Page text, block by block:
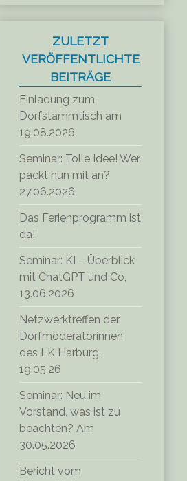
ZULETZT
VERÖFFENTLICHTE
BEITRÄGE
Einladung zum
Dorfstammtisch am
19.08.2026
Seminar: Tolle Idee! Wer
packt nun mit an?
27.06.2026
Das Ferienprogramm ist
da!
Seminar: KI – Überblick
mit ChatGPT und Co,
13.06.2026
Netzwerktreffen der
Dorfmoderatorinnen
des LK Harburg,
19.05.26
Seminar: Neu im
Vorstand, was ist zu
beachten? Am
30.05.2026
Bericht vom